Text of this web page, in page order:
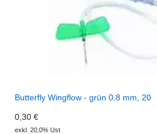
Butterfly Wingflow - grün 0.8 mm, 20
0,30 €
exkl. 20,0% Ust